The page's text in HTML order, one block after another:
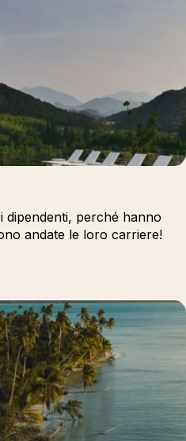
dipendenti, perché hanno
andate le loro carriere!